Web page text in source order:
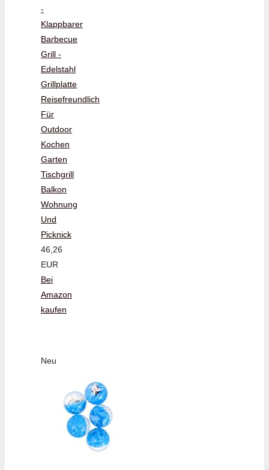
-
Klappbarer
Barbecue
Grill -
Edelstahl
Grillplatte
Reisefreundlich
Für
Outdoor
Kochen
Garten
Tischgrill
Balkon
Wohnung
Und
Picknick
46,26
EUR
Bei
Amazon
kaufen
Neu